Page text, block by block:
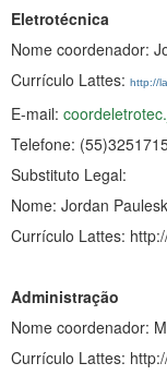
Eletrotécnica
Nome coordenador:
Currículo Lattes: http://
E-mail:
Telefone:
Substituto Legal:
Nome: Jordan
Currículo Lattes:
Administração
Nome coordenador:
Currículo Lattes: